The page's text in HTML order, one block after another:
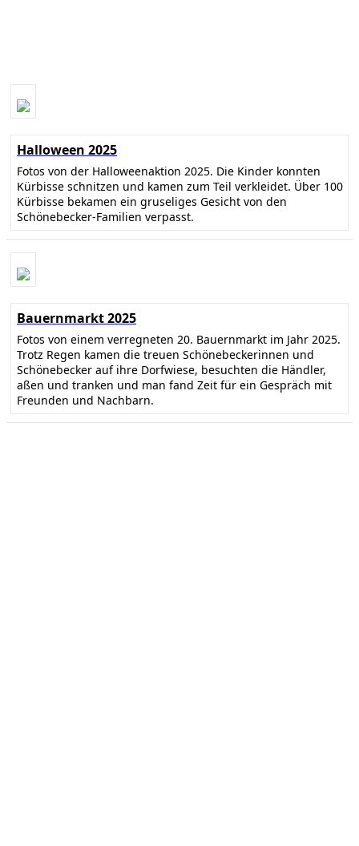
Halloween 2025
Fotos von der Halloweenaktion 2025. Die Kinder konnten
Kürbisse schnitzen und kamen zum Teil verkleidet. Über 100
Kürbisse bekamen ein gruseliges Gesicht von den
Schönebecker-Familien verpasst.
Bauernmarkt 2025
Fotos von einem verregneten 20. Bauernmarkt im Jahr 2025.
Trotz Regen kamen die treuen Schönebeckerinnen und
Schönebecker auf ihre Dorfwiese, besuchten die Händler,
aßen und tranken und man fand Zeit für ein Gespräch mit
Freunden und Nachbarn.